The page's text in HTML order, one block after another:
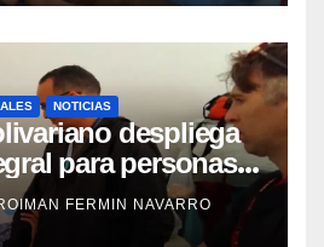
NOTICIAS
despliega
para personas
en
de La Guaira
FERMIN NAVARRO